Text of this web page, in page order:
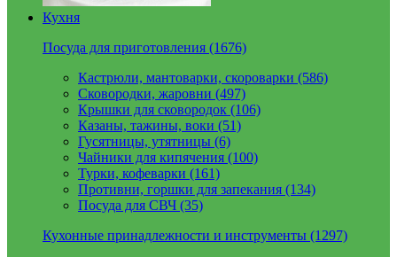
Кухня
Посуда для приготовления (1676)
Кастрюли, мантоварки, скороварки (586)
Сковородки, жаровни (497)
Крышки для сковородок (106)
Казаны, тажины, воки (51)
Гусятницы, утятницы (6)
Чайники для кипячения (100)
Турки, кофеварки (161)
Противни, горшки для запекания (134)
Посуда для СВЧ (35)
Кухонные принадлежности и инструменты (1297)